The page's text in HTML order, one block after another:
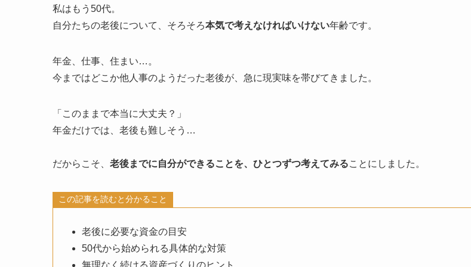
私はもう50代。
自分たちの老後について、そろそろ本気で考えなければいけない年齢です。
年金、仕事、住まい…。
今まではどこか他人事のようだった老後が、急に現実味を帯びてきました。
「このままで本当に大丈夫？」
年金だけでは、老後も難しそう…
だからこそ、 老後までに自分ができることを、ひとつずつ考えてみることにしました。
この記事を読むと分かること
老後に必要な資金の目安
50代から始められる具体的な対策
無理なく続ける資産づくりのヒント